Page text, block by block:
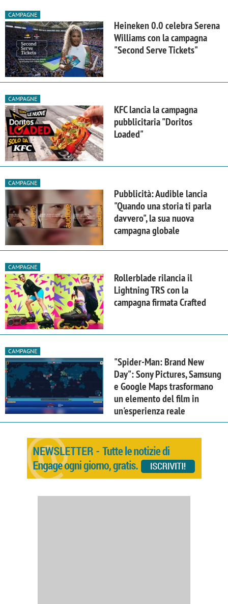
CAMPAGNE
Heineken 0.0 celebra Serena
Williams con la campagna
"Second Serve Tickets"
CAMPAGNE
KFC lancia la campagna
pubblicitaria "Doritos
Loaded"
CAMPAGNE
Pubblicità: Audible lancia
"Quando una storia ti parla
davvero", la sua nuova
campagna globale
CAMPAGNE
Rollerblade rilancia il
Lightning TRS con la
campagna firmata Crafted
CAMPAGNE
"Spider-Man: Brand New
Day": Sony Pictures, Samsung
e Google Maps trasformano
un elemento del film in
un'esperienza reale